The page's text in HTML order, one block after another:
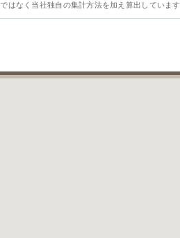
なく当社独自の集計方法を加え算出しています